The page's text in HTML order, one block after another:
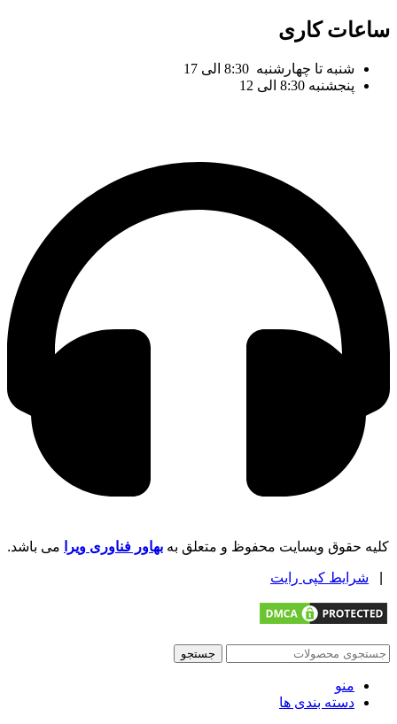
ساعات کاری
شنبه تا چهارشنبه 8:30 الی 17
پنجشنبه 8:30 الی 12
کلیه حقوق وبسایت محفوظ و متعلق به بهاور فناوری ویرا می باشد.
شرایط کپی رایت
جستجو
منو
دسته بندی ها